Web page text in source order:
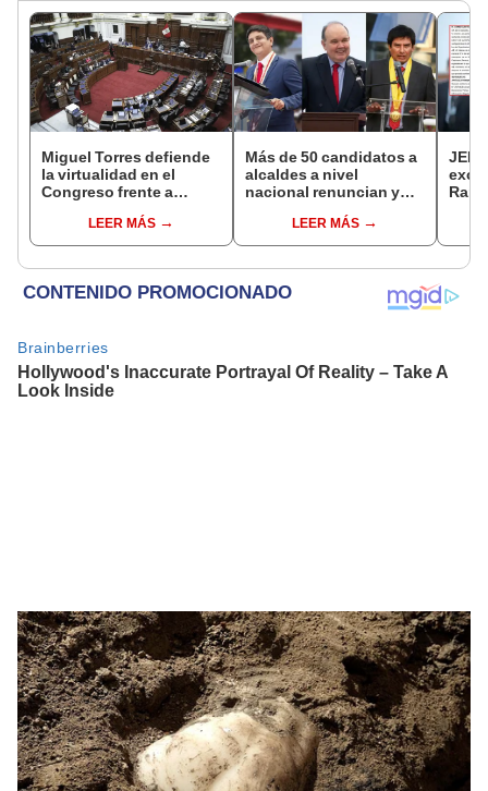
Miguel Torres defiende
la virtualidad en el
Congreso frente a
plantea la
presencialidad
LEER MÁS
Más de 50 candidatos a
alcaldes a nivel
nacional renuncian y
encubiertaLEER MÁS
JEE